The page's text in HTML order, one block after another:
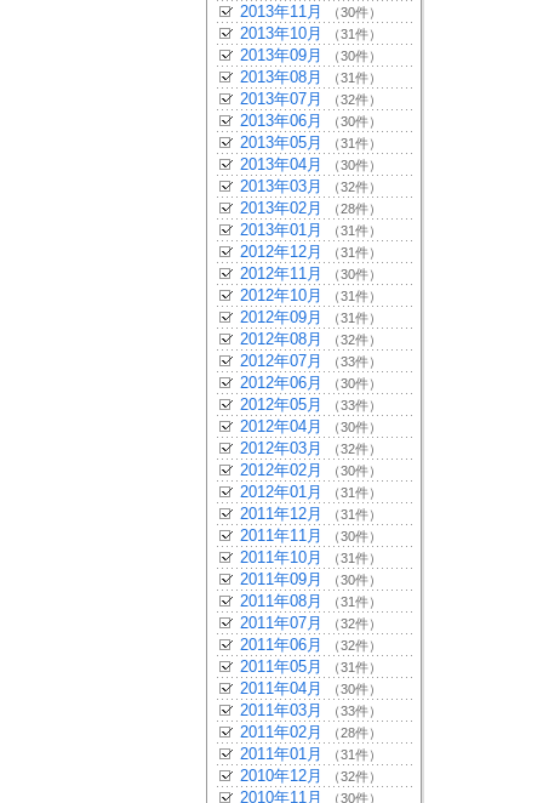
2013年11月 （30件）
2013年10月 （31件）
2013年09月 （30件）
2013年08月 （31件）
2013年07月 （32件）
2013年06月 （30件）
2013年05月 （31件）
2013年04月 （30件）
2013年03月 （32件）
2013年02月 （28件）
2013年01月 （31件）
2012年12月 （31件）
2012年11月 （30件）
2012年10月 （31件）
2012年09月 （31件）
2012年08月 （32件）
2012年07月 （33件）
2012年06月 （30件）
2012年05月 （33件）
2012年04月 （30件）
2012年03月 （32件）
2012年02月 （30件）
2012年01月 （31件）
2011年12月 （31件）
2011年11月 （30件）
2011年10月 （31件）
2011年09月 （30件）
2011年08月 （31件）
2011年07月 （32件）
2011年06月 （32件）
2011年05月 （31件）
2011年04月 （30件）
2011年03月 （33件）
2011年02月 （28件）
2011年01月 （31件）
2010年12月 （32件）
2010年11月 （30件）